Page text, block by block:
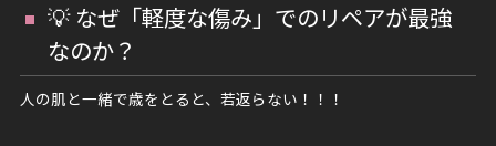
💡 なぜ「軽度な傷み」でのリペアが最強
なのか？
人の肌と一緒で歳をとると、若返らない！！！